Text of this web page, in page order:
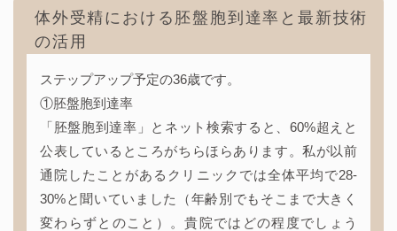
体外受精における胚盤胞到達率と最新技術
の活用
ステップアップ予定の36歳です。
①胚盤胞到達率
「胚盤胞到達率」とネット検索すると、60%超えと
公表しているところがちらほらあります。私が以前
通院したことがあるクリニックでは全体平均で28-
30%と聞いていました（年齢別でもそこまで大きく
変わらずとのこと）。貴院ではどの程度でしょう